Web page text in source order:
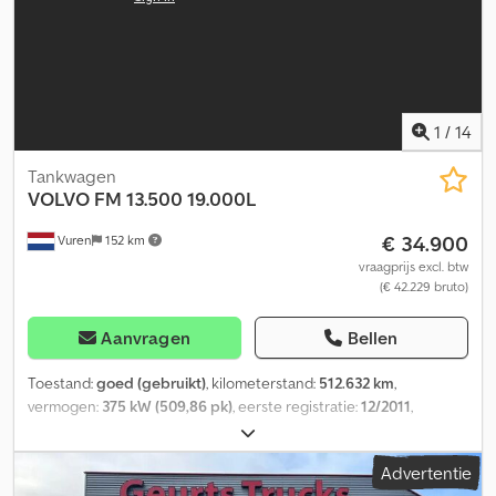
1 / 14
Vuren 152 km
Tankwagen
VOLVO FM 13.500 19.000L
€ 34.900
vraagprijs excl. btw
(€ 42.229 bruto)
Aanvragen Bellen
Toestand:goed (gebruikt), kilometerstand: 512.632 km,
vermogen: 375 kW (509,86 pk), eerste registratie:12/2011,
, bandenmaten:
6x2, wielbasis:4.300 mm, brandstof:diesel, kleur:wit,
bestuurderscabine:dagcabine, soort overbrenging: Advertentie